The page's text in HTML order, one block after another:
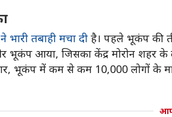
तबाही मचा दी है। पहले भूकंप की
भूकंप आया, जिसका केंद्र मोरोन शहर के
भूकंप में कम से कम 10,000 लोगों के